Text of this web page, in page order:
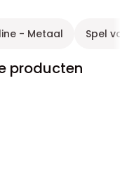
- Metaal Spel
producten